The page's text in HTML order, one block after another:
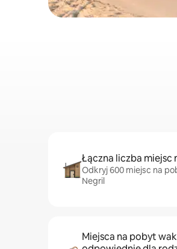
Łączna liczba
Odkryj 600 miejsc na
Negril
Miejsca na pobyt